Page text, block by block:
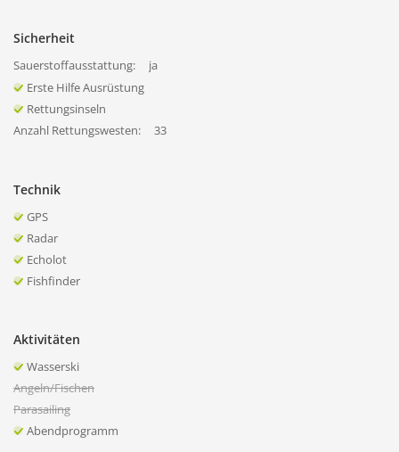
Sicherheit
Sauerstoffausstattung:
ja
Erste Hilfe Ausrüstung
Rettungsinseln
Anzahl Rettungswesten:
33
Technik
GPS
Radar
Echolot
Fishfinder
Aktivitäten
Wasserski
Angeln/Fischen
Parasailing
Abendprogramm